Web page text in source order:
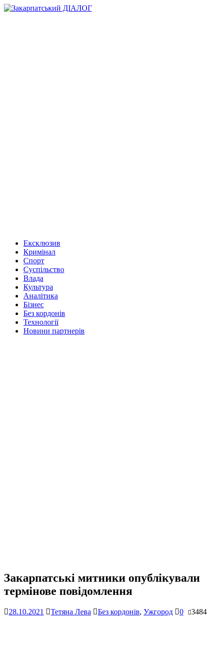
Ексклюзив
Кримінал
Спорт
Суспільство
Влада
Культура
Аналітика
Бізнес
Без кордонів
Технології
Новини партнерів
Закарпатські митники опублікували
термінове повідомлення
28.10.2021 Тетяна Лева Без кордонів, Ужгород 0 3484